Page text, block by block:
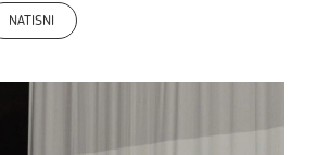
NATISNI